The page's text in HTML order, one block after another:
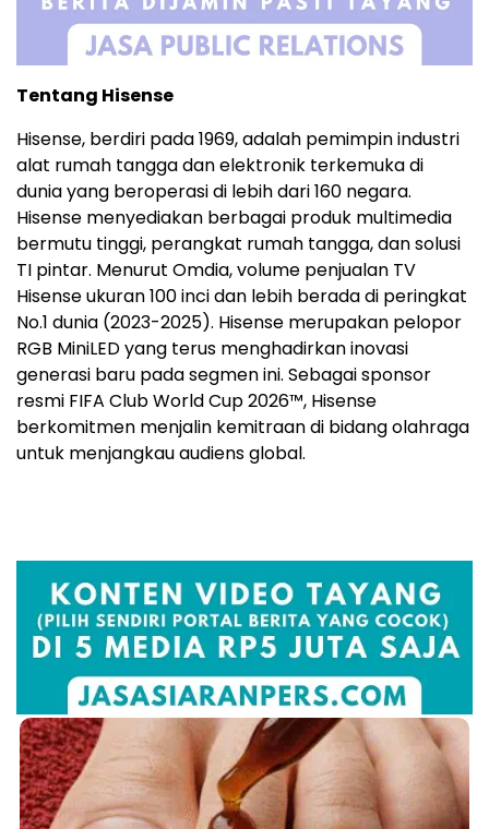
Tentang Hisense
Hisense, berdiri pada 1969, adalah pemimpin industri
alat rumah tangga dan elektronik terkemuka di
dunia yang beroperasi di lebih dari 160 negara.
Hisense menyediakan berbagai produk multimedia
bermutu tinggi, perangkat rumah tangga, dan solusi
TI pintar. Menurut Omdia, volume penjualan TV
Hisense ukuran 100 inci dan lebih berada di peringkat
No.1 dunia (2023-2025). Hisense merupakan pelopor
RGB MiniLED yang terus menghadirkan inovasi
generasi baru pada segmen ini. Sebagai sponsor
resmi FIFA Club World Cup 2026™, Hisense
berkomitmen menjalin kemitraan di bidang olahraga
untuk menjangkau audiens global.